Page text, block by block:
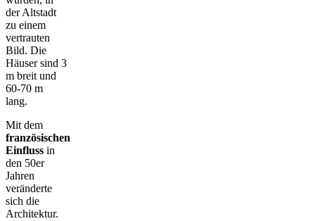
der Altstadt
zu einem
vertrauten
Bild. Die
Häuser sind 3
m breit und
60-70 m
lang.
Mit dem
französischen
Einfluss in
den 50er
Jahren
veränderte
sich die
Architektur.